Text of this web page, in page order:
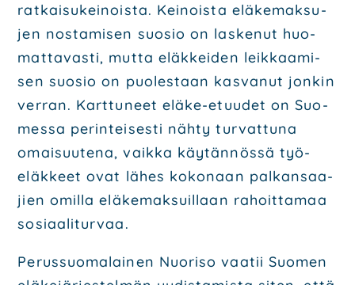
rat­kai­su­kei­nois­ta. Kei­nois­ta elä­ke­mak­su­
jen nos­ta­mi­sen suo­sio on las­ke­nut huo­
mat­ta­vas­ti, mut­ta eläk­kei­den leik­kaa­mi­
sen suo­sio on puo­les­taan kas­va­nut jon­kin
ver­ran. Kart­tu­neet elä­ke-etuu­det on Suo­
mes­sa perin­tei­ses­ti näh­ty tur­vat­tu­na
omai­suu­te­na, vaik­ka käy­tän­nös­sä työ­
eläk­keet ovat lähes koko­naan pal­kan­saa­
jien omil­la elä­ke­mak­suil­laan rahoit­ta­maa
sosi­aa­li­tur­vaa.
Perus­suo­ma­lai­nen Nuo­ri­so vaa­tii Suo­men